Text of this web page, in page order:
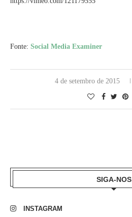
Fonte: Social Media Examiner
4 de setembro de 2015
SIGA-NOS
INSTAGRAM